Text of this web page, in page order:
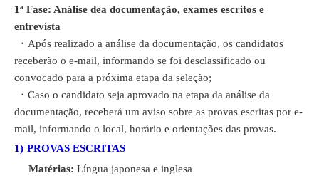
1ª Fase: Análise dea documentação, exames escritos e
entrevista
・ Após realizado a análise da documentação, os candidatos
receberão o e-mail, informando se foi desclassificado ou
convocado para a próxima etapa da seleção;
・ Caso o candidato seja aprovado na etapa da análise da
documentação, receberá um aviso sobre as provas escritas por e-
mail, informando o local, horário e orientações das provas.
1) PROVAS ESCRITAS
Matérias: Língua japonesa e inglesa